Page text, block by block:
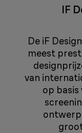
IF
De iF
meest
van
op basis